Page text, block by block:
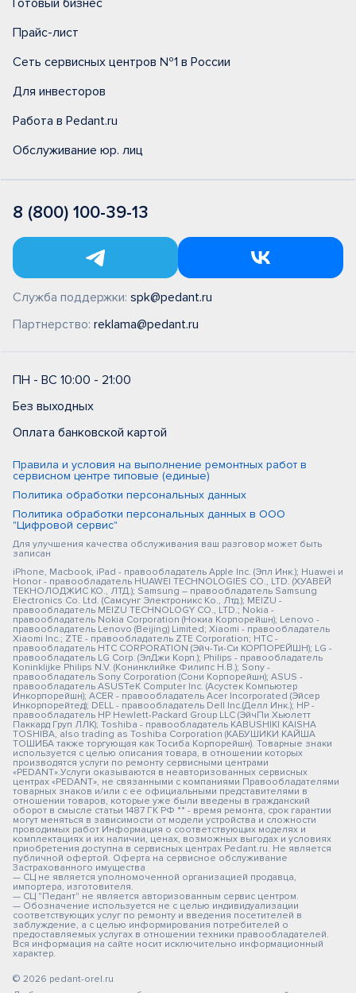
Готовый бизнес
Прайс-лист
Сеть сервисных центров №1 в России
Для инвесторов
Работа в Pedant.ru
Обслуживание юр. лиц
8 (800) 100-39-13
Служба поддержки: spk@pedant.ru
Партнерство: reklama@pedant.ru
ПН - ВС 10:00 - 21:00
Без выходных
Оплата банковской картой
Правила и условия на выполнение ремонтных работ в
сервисном центре типовые (единые)
Политика обработки персональных данных
Политика обработки персональных данных в ООО
"Цифровой сервис"
Для улучшения качества обслуживания ваш разговор может быть
записан
iPhone, Macbook, iPad - правообладатель Apple Inc. (Эпл Инк.); Huawei и
Honor - правообладатель HUAWEI TECHNOLOGIES CO., LTD. (ХУАВЕЙ
ТЕКНОЛОДЖИС КО., ЛТД.); Samsung – правообладатель Samsung
Electronics Co. Ltd. (Самсунг Электроникс Ко., Лтд.); MEIZU -
правообладатель MEIZU TECHNOLOGY CO., LTD.; Nokia -
правообладатель Nokia Corporation (Нокиа Корпорейшн); Lenovo -
правообладатель Lenovo (Beijing) Limited; Xiaomi - правообладатель
Xiaomi Inc.; ZTE - правообладатель ZTE Corporation; HTC -
правообладатель HTC CORPORATION (Эйч-Ти-Си КОРПОРЕЙШН); LG -
правообладатель LG Corp. (ЭлДжи Корп.); Philips - правообладатель
Koninklijke Philips N.V. (Конинклийке Филипс Н.В.); Sony -
правообладатель Sony Corporation (Сони Корпорейшн); ASUS -
правообладатель ASUSTeK Computer Inc. (Асустек Компьютер
Инкорпорейшн); ACER - правообладатель Acer Incorporated (Эйсер
Инкорпорейтед); DELL - правообладатель Dell Inc.(Делл Инк.); HP -
правообладатель HP Hewlett-Packard Group LLC (ЭйчПи Хьюлетт
Паккард Груп ЛЛК); Toshiba - правообладатель KABUSHIKI KAISHA
TOSHIBA, also trading as Toshiba Corporation (КАБУШИКИ КАЙША
ТОШИБА также торгующая как Тосиба Корпорейшн). Товарные знаки
используется с целью описания товара, в отношении которых
производятся услуги по ремонту сервисными центрами
«PEDANT».Услуги оказываются в неавторизованных сервисных
центрах «PEDANT», не связанными с компаниями Правообладателями
товарных знаков и/или с ее официальными представителями в
отношении товаров, которые уже были введены в гражданский
оборот в смысле статьи 1487 ГК РФ ** - время ремонта, срок гарантии
могут меняться в зависимости от модели устройства и сложности
проводимых работ Информация о соответствующих моделях и
комплектациях и их наличии, ценах, возможных выгодах и условиях
приобретения доступна в сервисных центрах Pedant.ru. Не является
публичной офертой. Оферта на сервисное обслуживание
Застрахованного имущества
— СЦ не является уполномоченной организацией продавца,
импортера, изготовителя.
— СЦ "Педант" не является авторизованным сервис центром.
— Обозначение используется не с целью индивидуализации
соответствующих услуг по ремонту и введения посетителей в
заблуждение, а с целью информирования потребителей о
предоставляемых услугах в отношении техники правообладателей.
Вся информация на сайте носит исключительно информационный
характер.
© 2026 pedant-orel.ru